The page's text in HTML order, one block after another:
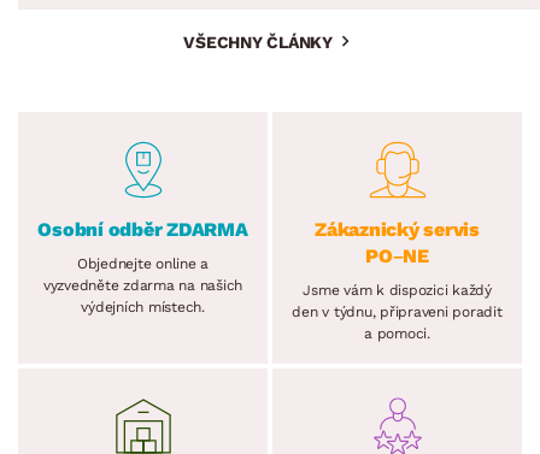
VŠECHNY ČLÁNKY
Osobní odběr ZDARMA
Objednejte online a
vyzvedněte zdarma na našich
výdejních místech.
Zákaznický servis
PO–NE
Jsme vám k dispozici každý
den v týdnu, připraveni poradit
a pomoci.